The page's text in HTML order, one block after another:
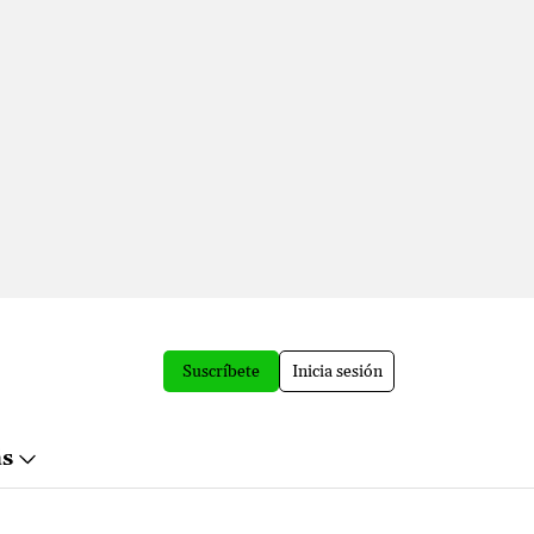
Suscríbete Inicia sesión